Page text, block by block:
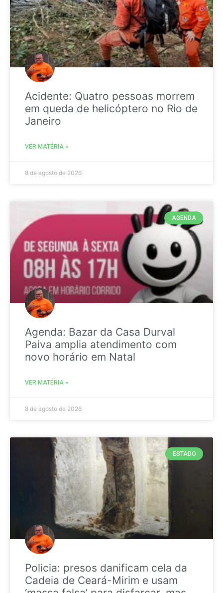
Acidente: Quatro pessoas morrem
em queda de helicóptero no Rio de
Janeiro
VER MATÉRIA »
8 de agosto de 2026
AGENDA
Agenda: Bazar da Casa Durval
Paiva amplia atendimento com
novo horário em Natal
VER MATÉRIA »
8 de agosto de 2026
ESTADO
Policia: presos danificam cela da
Cadeia de Ceará-Mirim e usam